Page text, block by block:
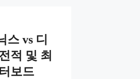
스 vs 디
적 및 최
보드